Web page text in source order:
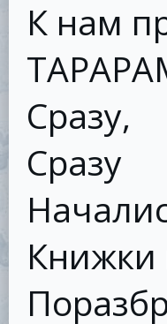
К нам
Сразу,
Сразу
Книжки